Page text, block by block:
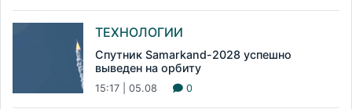
ТЕХНОЛОГИИ
Спутник Samarkand-2028 успешно
выведен на орбиту
15:17 | 05.08 0